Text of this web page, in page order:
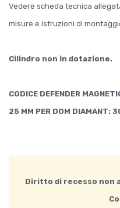
Vedere scheda tecnica
misure e istruzioni di
Cilindro non in dotazione.
CODICE DEFENDER
25 MM PER DOM DIAMANT:
Diritto di recesso non